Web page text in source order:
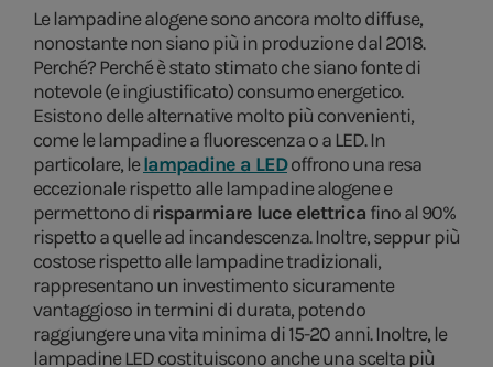
Le lampadine alogene sono ancora molto diffuse,
nonostante non siano più in produzione dal 2018.
Perché? Perché è stato stimato che siano fonte di
notevole (e ingiustificato) consumo energetico.
Esistono delle alternative molto più convenienti,
come le lampadine a fluorescenza o a LED. In
particolare, lelampadine a LEDoffrono una resa
eccezionale rispetto alle lampadine alogene e
permettono dirisparmiare luce elettrica fino al 90%
rispetto a quelle ad incandescenza. Inoltre, seppur più
costose rispetto alle lampadine tradizionali,
rappresentano un investimento sicuramente
vantaggioso in termini di durata, potendo
raggiungere una vita minima di 15-20 anni. Inoltre, le
lampadine LED costituiscono anche una scelta più